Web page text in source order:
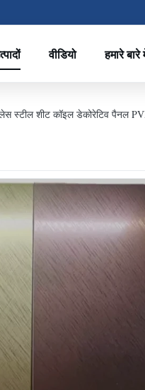
वीडियो हमारे बारे
स्टील शीट कॉइल डेकोरेटिव पैनल